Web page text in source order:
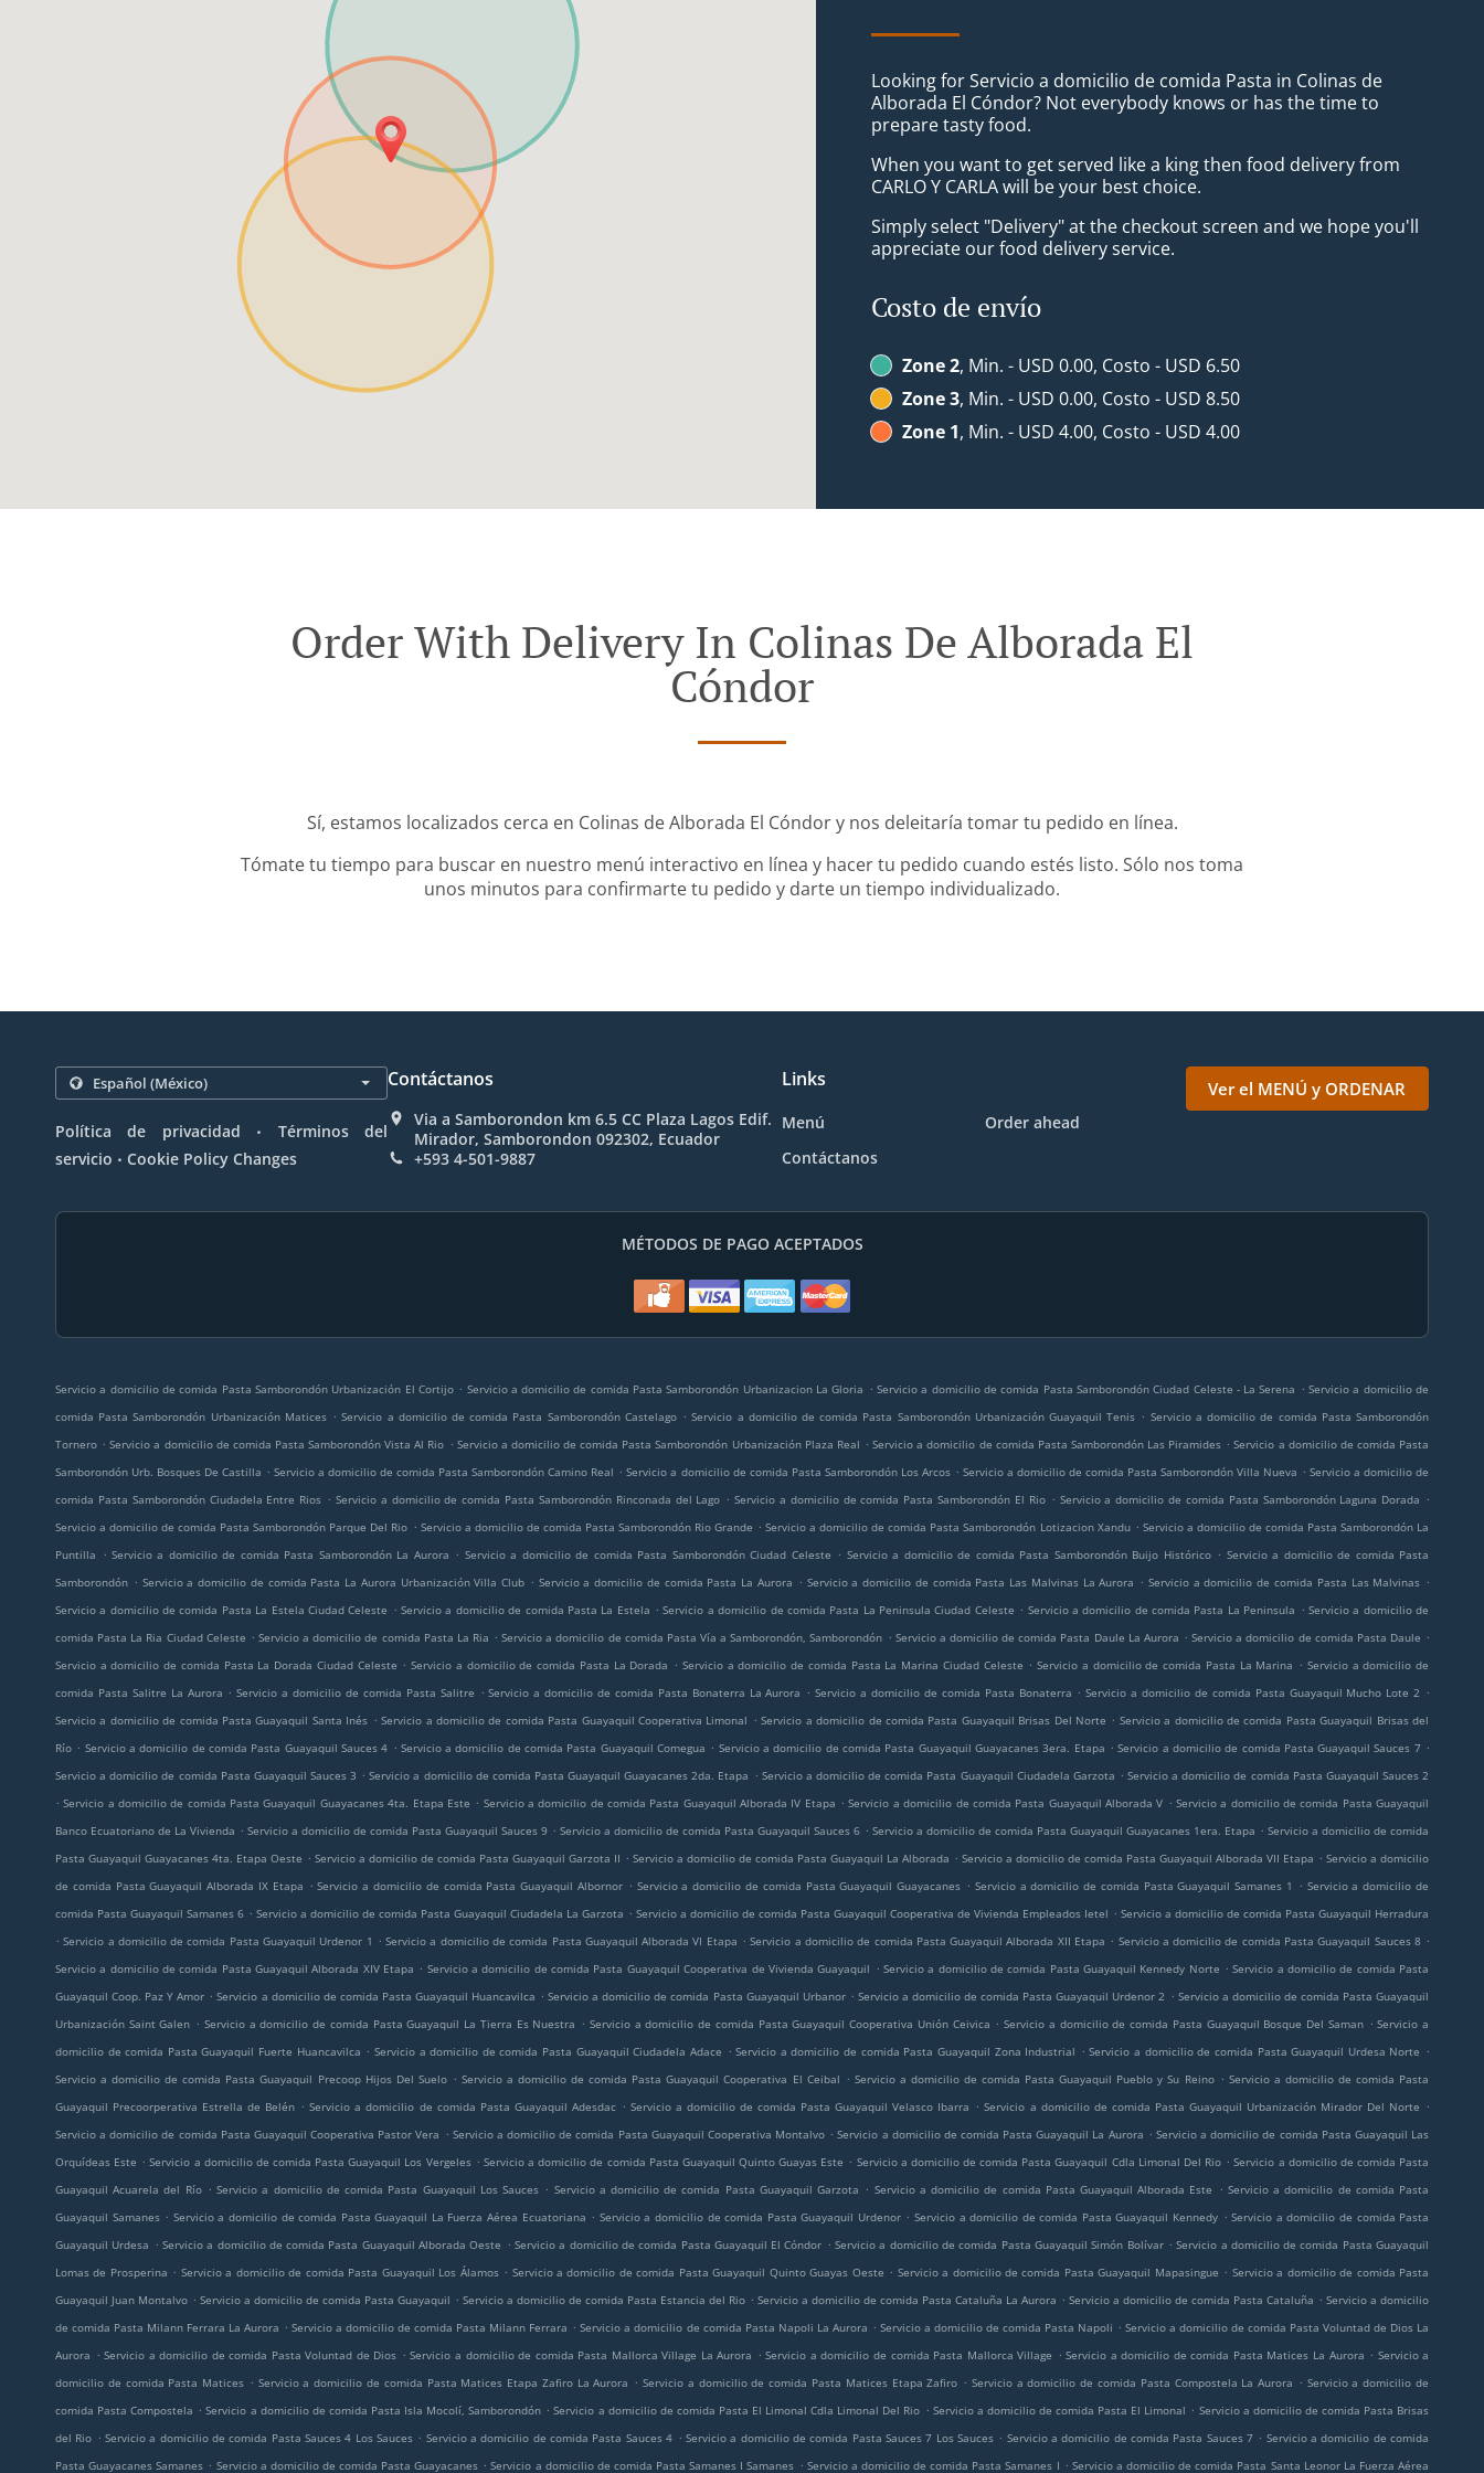
Looking for Servicio a domicilio de comida Pasta in Colinas de
Alborada El Cóndor? Not everybody knows or has the time to
prepare tasty food.
When you want to get served like a king then food delivery from
CARLO Y CARLA will be your best choice.
Simply select "Delivery" at the checkout screen and we hope you'll
appreciate our food delivery service.
Costo de envío
Zone 2, Min. - USD 0.00, Costo - USD 6.50
Zone 3, Min. - USD 0.00, Costo - USD 8.50
Zone 1, Min. - USD 4.00, Costo - USD 4.00
Order With Delivery In Colinas De Alborada El
Cóndor
Sí, estamos localizados cerca en Colinas de Alborada El Cóndor y nos deleitaría tomar tu pedido en línea.
Tómate tu tiempo para buscar en nuestro menú interactivo en línea y hacer tu pedido cuando estés listo. Sólo nos toma
unos minutos para confirmarte tu pedido y darte un tiempo individualizado.
Política de privacidad .
Términos del
servicio . Cookie Policy Changes
Contáctanos
Via a Samborondon km 6.5 CC Plaza Lagos Edif.
Mirador, Samborondon 092302, Ecuador
+593 4-501-9887
Links
Menú
Order ahead
Contáctanos
Ver el MENÚ y ORDENAR
MÉTODOS DE PAGO ACEPTADOS
Servicio a domicilio de comida Pasta Samborondón Urbanización El Cortijo . Servicio a domicilio de comida Pasta Samborondón Urbanizacion La Gloria . Servicio a domicilio de comida Pasta Samborondón Ciudad Celeste - La Serena . Servicio a domicilio de
comida Pasta Samborondón Urbanización Matices . Servicio a domicilio de comida Pasta Samborondón Castelago . Servicio a domicilio de comida Pasta Samborondón Urbanización Guayaquil Tenis . Servicio a domicilio de comida Pasta Samborondón
Tornero . Servicio a domicilio de comida Pasta Samborondón Vista Al Rio . Servicio a domicilio de comida Pasta Samborondón Urbanización Plaza Real . Servicio a domicilio de comida Pasta Samborondón Las Piramides . Servicio a domicilio de comida Pasta
Samborondón Urb. Bosques De Castilla . Servicio a domicilio de comida Pasta Samborondón Camino Real . Servicio a domicilio de comida Pasta Samborondón Los Arcos . Servicio a domicilio de comida Pasta Samborondón Villa Nueva . Servicio a domicilio de
comida Pasta Samborondón Ciudadela Entre Rios . Servicio a domicilio de comida Pasta Samborondón Rinconada del Lago . Servicio a domicilio de comida Pasta Samborondón El Rio . Servicio a domicilio de comida Pasta Samborondón Laguna Dorada .
Servicio a domicilio de comida Pasta Samborondón Parque Del Rio . Servicio a domicilio de comida Pasta Samborondón Rio Grande . Servicio a domicilio de comida Pasta Samborondón Lotizacion Xandu . Servicio a domicilio de comida Pasta Samborondón La
Puntilla
. Servicio a domicilio de comida Pasta Samborondón La Aurora . Servicio a domicilio de comida Pasta Samborondón Ciudad Celeste . Servicio a domicilio de comida Pasta Samborondón Buijo Histórico . Servicio a domicilio de comida Pasta
Samborondón . Servicio a domicilio de comida Pasta La Aurora Urbanización Villa Club . Servicio a domicilio de comida Pasta La Aurora . Servicio a domicilio de comida Pasta Las Malvinas La Aurora . Servicio a domicilio de comida Pasta Las Malvinas .
Servicio a domicilio de comida Pasta La Estela Ciudad Celeste . Servicio a domicilio de comida Pasta La Estela . Servicio a domicilio de comida Pasta La Peninsula Ciudad Celeste . Servicio a domicilio de comida Pasta La Peninsula . Servicio a domicilio de
comida Pasta La Ria Ciudad Celeste . Servicio a domicilio de comida Pasta La Ria . Servicio a domicilio de comida Pasta Vía a Samborondón, Samborondón . Servicio a domicilio de comida Pasta Daule La Aurora . Servicio a domicilio de comida Pasta Daule .
Servicio a domicilio de comida Pasta La Dorada Ciudad Celeste . Servicio a domicilio de comida Pasta La Dorada . Servicio a domicilio de comida Pasta La Marina Ciudad Celeste . Servicio a domicilio de comida Pasta La Marina . Servicio a domicilio de
comida Pasta Salitre La Aurora . Servicio a domicilio de comida Pasta Salitre . Servicio a domicilio de comida Pasta Bonaterra La Aurora . Servicio a domicilio de comida Pasta Bonaterra . Servicio a domicilio de comida Pasta Guayaquil Mucho Lote 2 .
Servicio a domicilio de comida Pasta Guayaquil Santa Inés . Servicio a domicilio de comida Pasta Guayaquil Cooperativa Limonal . Servicio a domicilio de comida Pasta Guayaquil Brisas Del Norte . Servicio a domicilio de comida Pasta Guayaquil Brisas del
Río . Servicio a domicilio de comida Pasta Guayaquil Sauces 4 . Servicio a domicilio de comida Pasta Guayaquil Comegua . Servicio a domicilio de comida Pasta Guayaquil Guayacanes 3era. Etapa . Servicio a domicilio de comida Pasta Guayaquil Sauces 7 .
Servicio a domicilio de comida Pasta Guayaquil Sauces 3 . Servicio a domicilio de comida Pasta Guayaquil Guayacanes 2da. Etapa . Servicio a domicilio de comida Pasta Guayaquil Ciudadela Garzota . Servicio a domicilio de comida Pasta Guayaquil Sauces 2
. Servicio a domicilio de comida Pasta Guayaquil Guayacanes 4ta. Etapa Este . Servicio a domicilio de comida Pasta Guayaquil Alborada IV Etapa . Servicio a domicilio de comida Pasta Guayaquil Alborada V . Servicio a domicilio de comida Pasta Guayaquil
Banco Ecuatoriano de La Vivienda . Servicio a domicilio de comida Pasta Guayaquil Sauces 9 . Servicio a domicilio de comida Pasta Guayaquil Sauces 6 . Servicio a domicilio de comida Pasta Guayaquil Guayacanes 1era. Etapa . Servicio a domicilio de comida
Pasta Guayaquil Guayacanes 4ta. Etapa Oeste . Servicio a domicilio de comida Pasta Guayaquil Garzota II . Servicio a domicilio de comida Pasta Guayaquil La Alborada . Servicio a domicilio de comida Pasta Guayaquil Alborada VII Etapa . Servicio a domicilio
de comida Pasta Guayaquil Alborada IX Etapa . Servicio a domicilio de comida Pasta Guayaquil Albornor . Servicio a domicilio de comida Pasta Guayaquil Guayacanes . Servicio a domicilio de comida Pasta Guayaquil Samanes 1 . Servicio a domicilio de
comida Pasta Guayaquil Samanes 6 . Servicio a domicilio de comida Pasta Guayaquil Ciudadela La Garzota . Servicio a domicilio de comida Pasta Guayaquil Cooperativa de Vivienda Empleados Ietel . Servicio a domicilio de comida Pasta Guayaquil Herradura
. Servicio a domicilio de comida Pasta Guayaquil Urdenor 1 . Servicio a domicilio de comida Pasta Guayaquil Alborada VI Etapa . Servicio a domicilio de comida Pasta Guayaquil Alborada XII Etapa . Servicio a domicilio de comida Pasta Guayaquil Sauces 8 .
Servicio a domicilio de comida Pasta Guayaquil Alborada XIV Etapa . Servicio a domicilio de comida Pasta Guayaquil Cooperativa de Vivienda Guayaquil . Servicio a domicilio de comida Pasta Guayaquil Kennedy Norte . Servicio a domicilio de comida Pasta
Guayaquil Coop. Paz Y Amor . Servicio a domicilio de comida Pasta Guayaquil Huancavilca . Servicio a domicilio de comida Pasta Guayaquil Urbanor . Servicio a domicilio de comida Pasta Guayaquil Urdenor 2 . Servicio a domicilio de comida Pasta Guayaquil
Urbanización Saint Galen . Servicio a domicilio de comida Pasta Guayaquil La Tierra Es Nuestra . Servicio a domicilio de comida Pasta Guayaquil Cooperativa Unión Ceivica . Servicio a domicilio de comida Pasta Guayaquil Bosque Del Saman . Servicio a
domicilio de comida Pasta Guayaquil Fuerte Huancavilca . Servicio a domicilio de comida Pasta Guayaquil Ciudadela Adace . Servicio a domicilio de comida Pasta Guayaquil Zona Industrial . Servicio a domicilio de comida Pasta Guayaquil Urdesa Norte .
Servicio a domicilio de comida Pasta Guayaquil Precoop Hijos Del Suelo . Servicio a domicilio de comida Pasta Guayaquil Cooperativa El Ceibal . Servicio a domicilio de comida Pasta Guayaquil Pueblo y Su Reino . Servicio a domicilio de comida Pasta
Guayaquil Precoorperativa Estrella de Belén . Servicio a domicilio de comida Pasta Guayaquil Adesdac . Servicio a domicilio de comida Pasta Guayaquil Velasco Ibarra . Servicio a domicilio de comida Pasta Guayaquil Urbanización Mirador Del Norte .
Servicio a domicilio de comida Pasta Guayaquil Cooperativa Pastor Vera . Servicio a domicilio de comida Pasta Guayaquil Cooperativa Montalvo . Servicio a domicilio de comida Pasta Guayaquil La Aurora . Servicio a domicilio de comida Pasta Guayaquil Las
Orquídeas Este . Servicio a domicilio de comida Pasta Guayaquil Los Vergeles . Servicio a domicilio de comida Pasta Guayaquil Quinto Guayas Este . Servicio a domicilio de comida Pasta Guayaquil Cdla Limonal Del Rio . Servicio a domicilio de comida Pasta
Guayaquil Acuarela del Río . Servicio a domicilio de comida Pasta Guayaquil Los Sauces . Servicio a domicilio de comida Pasta Guayaquil Garzota . Servicio a domicilio de comida Pasta Guayaquil Alborada Este . Servicio a domicilio de comida Pasta
Guayaquil Samanes . Servicio a domicilio de comida Pasta Guayaquil La Fuerza Aérea Ecuatoriana . Servicio a domicilio de comida Pasta Guayaquil Urdenor . Servicio a domicilio de comida Pasta Guayaquil Kennedy . Servicio a domicilio de comida Pasta
Guayaquil Urdesa . Servicio a domicilio de comida Pasta Guayaquil Alborada Oeste . Servicio a domicilio de comida Pasta Guayaquil El Cóndor . Servicio a domicilio de comida Pasta Guayaquil Simón Bolívar . Servicio a domicilio de comida Pasta Guayaquil
Lomas de Prosperina . Servicio a domicilio de comida Pasta Guayaquil Los Álamos . Servicio a domicilio de comida Pasta Guayaquil Quinto Guayas Oeste . Servicio a domicilio de comida Pasta Guayaquil Mapasingue . Servicio a domicilio de comida Pasta
Guayaquil Juan Montalvo . Servicio a domicilio de comida Pasta Guayaquil . Servicio a domicilio de comida Pasta Estancia del Rio . Servicio a domicilio de comida Pasta Cataluña La Aurora . Servicio a domicilio de comida Pasta Cataluña . Servicio a domicilio
de comida Pasta Milann Ferrara La Aurora . Servicio a domicilio de comida Pasta Milann Ferrara . Servicio a domicilio de comida Pasta Napoli La Aurora . Servicio a domicilio de comida Pasta Napoli . Servicio a domicilio de comida Pasta Voluntad de Dios La
Aurora . Servicio a domicilio de comida Pasta Voluntad de Dios . Servicio a domicilio de comida Pasta Mallorca Village La Aurora . Servicio a domicilio de comida Pasta Mallorca Village . Servicio a domicilio de comida Pasta Matices La Aurora . Servicio a
domicilio de comida Pasta Matices . Servicio a domicilio de comida Pasta Matices Etapa Zafiro La Aurora . Servicio a domicilio de comida Pasta Matices Etapa Zafiro . Servicio a domicilio de comida Pasta Compostela La Aurora . Servicio a domicilio de
comida Pasta Compostela . Servicio a domicilio de comida Pasta Isla Mocolí, Samborondón . Servicio a domicilio de comida Pasta El Limonal Cdla Limonal Del Rio . Servicio a domicilio de comida Pasta El Limonal . Servicio a domicilio de comida Pasta Brisas
del Rio . Servicio a domicilio de comida Pasta Sauces 4 Los Sauces . Servicio a domicilio de comida Pasta Sauces 4 . Servicio a domicilio de comida Pasta Sauces 7 Los Sauces . Servicio a domicilio de comida Pasta Sauces 7 . Servicio a domicilio de comida
Pasta Guayacanes Samanes . Servicio a domicilio de comida Pasta Guayacanes . Servicio a domicilio de comida Pasta Samanes I Samanes . Servicio a domicilio de comida Pasta Samanes I . Servicio a domicilio de comida Pasta Santa Leonor La Fuerza Aérea